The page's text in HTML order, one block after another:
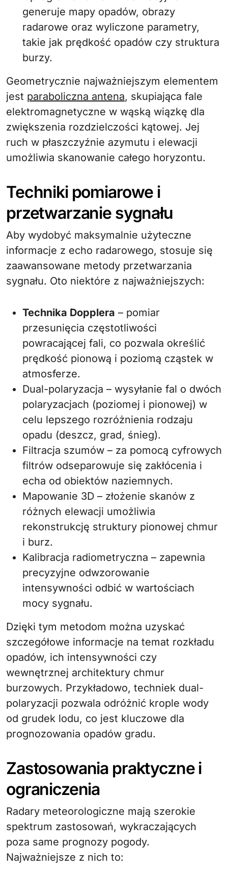
generuje mapy opadów, obrazy
radarowe oraz wyliczone parametry,
takie jak prędkość opadów czy struktura
burzy.
Geometrycznie najważniejszym elementem
jest paraboliczna antena, skupiająca fale
elektromagnetyczne w wąską wiązkę dla
zwiększenia rozdzielczości kątowej. Jej
ruch w płaszczyźnie azymutu i elewacji
umożliwia skanowanie całego horyzontu.
Techniki pomiarowe i
przetwarzanie sygnału
Aby wydobyć maksymalnie użyteczne
informacje z echo radarowego, stosuje się
zaawansowane metody przetwarzania
sygnału. Oto niektóre z najważniejszych:
Technika Dopplera – pomiar
przesunięcia częstotliwości
powracającej fali, co pozwala określić
prędkość pionową i poziomą cząstek w
atmosferze.
Dual-polaryzacja – wysyłanie fal o dwóch
polaryzacjach (poziomej i pionowej) w
celu lepszego rozróżnienia rodzaju
opadu (deszcz, grad, śnieg).
Filtracja szumów – za pomocą cyfrowych
filtrów odseparowuje się zakłócenia i
echa od obiektów naziemnych.
Mapowanie 3D – złożenie skanów z
różnych elewacji umożliwia
rekonstrukcję struktury pionowej chmur
i burz.
Kalibracja radiometryczna – zapewnia
precyzyjne odwzorowanie
intensywności odbić w wartościach
mocy sygnału.
Dzięki tym metodom można uzyskać
szczegółowe informacje na temat rozkładu
opadów, ich intensywności czy
wewnętrznej architektury chmur
burzowych. Przykładowo, techniek dual-
polaryzacji pozwala odróżnić krople wody
od grudek lodu, co jest kluczowe dla
prognozowania opadów gradu.
Zastosowania praktyczne i
ograniczenia
Radary meteorologiczne mają szerokie
spektrum zastosowań, wykraczających
poza same prognozy pogody.
Najważniejsze z nich to: